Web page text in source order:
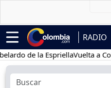
RADIO
de la EspriellaVuelta a